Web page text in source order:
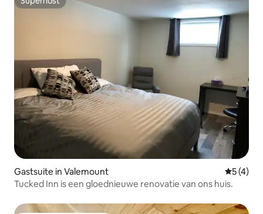
Superhost
Gastsuite in Valemount
5 (4)
Tucked Inn is een gloednieuwe renovatie van ons huis.